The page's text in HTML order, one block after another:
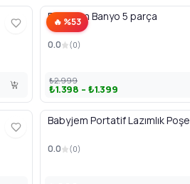
🔥 %53
BabyJem Banyo 5 parça
0.0 (0)
₺2.999
₺1.398 – ₺1.399
Babyjem Portatif Lazımlık
0.0 (0)